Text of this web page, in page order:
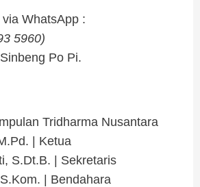
WhatsApp :
5960)
Po Pi.
Tridharma Nusantara
| Ketua
S.Dt.B. | Sekretaris
| Bendahara